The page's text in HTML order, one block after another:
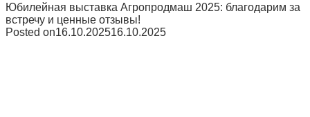
Юбилейная выставка Агропродмаш 2025: благодарим за
встречу и ценные отзывы!
Posted on16.10.202516.10.2025